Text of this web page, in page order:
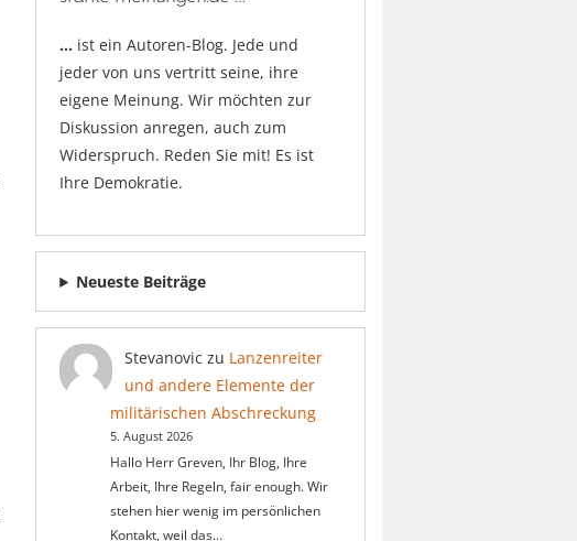
… ist ein Autoren-Blog. Jede und
jeder von uns vertritt seine, ihre
eigene Meinung. Wir möchten zur
Diskussion anregen, auch zum
Widerspruch. Reden Sie mit! Es ist
Ihre Demokratie.
Neueste Beiträge
Stevanovic zu Lanzenreiter
und andere Elemente der
militärischen Abschreckung
5. August 2026
Hallo Herr Greven, Ihr Blog, Ihre
Arbeit, Ihre Regeln, fair enough. Wir
stehen hier wenig im persönlichen
Kontakt, weil das…